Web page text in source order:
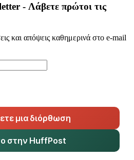
- Λάβετε πρώτοι τις
και απόψεις καθημερινά στο e-mail
μια διόρθωση
στην HuffPost